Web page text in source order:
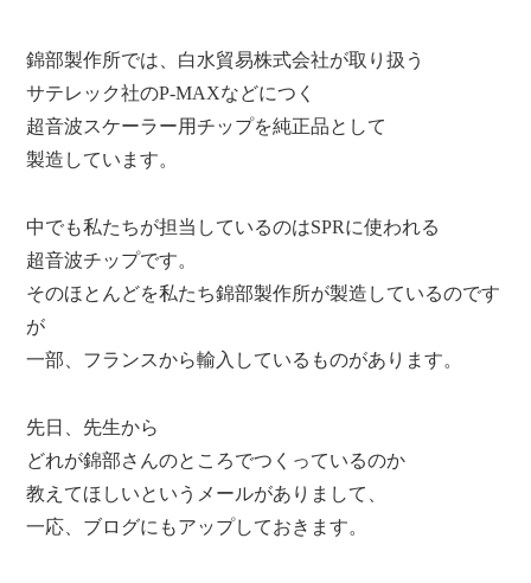
錦部製作所では、白水貿易株式会社が取り扱う
サテレック社のP-MAXなどにつく
超音波スケーラー用チップを純正品として
製造しています。
中でも私たちが担当しているのはSPRに使われる
超音波チップです。
そのほとんどを私たち錦部製作所が製造しているのです
が
一部、フランスから輸入しているものがあります。
先日、先生から
どれが錦部さんのところでつくっているのか
教えてほしいというメールがありまして、
一応、ブログにもアップしておきます。